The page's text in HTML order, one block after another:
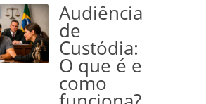
Audiência
de
Custódia:
O que é e
como